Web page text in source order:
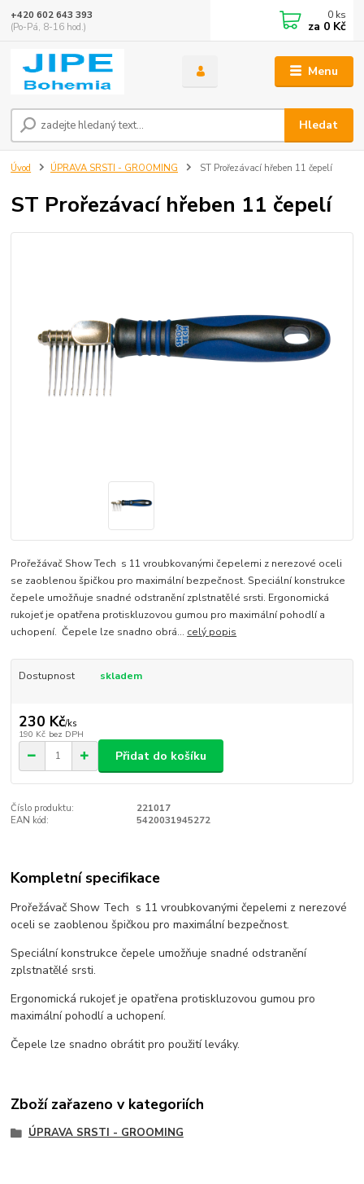
Menu
Hledat
+420 602 643 393
(Po-Pá, 8-16 hod.)
0 ks
za 0 Kč
Úvod ÚPRAVA SRSTI - GROOMING ST Prořezávací hřeben 11 čepelí
ST Prořezávací hřeben 11 čepelí
Prořežávač Show Tech s 11 vroubkovanými čepelemi z nerezové oceli
se zaoblenou špičkou pro maximální bezpečnost. Speciální konstrukce
čepele umožňuje snadné odstranění zplstnatělé srsti. Ergonomická
rukojeť je opatřena protiskluzovou gumou pro maximální pohodlí a
uchopení. Čepele lze snadno obrá... celý popis
Dostupnost skladem
230 Kč/ks
190 Kč bez DPH
Přidat do košíku
Číslo produktu:
221017
EAN kód:
5420031945272
Kompletní specifikace
Prořežávač Show Tech s 11 vroubkovanými čepelemi z nerezové
oceli se zaoblenou špičkou pro maximální bezpečnost.
Speciální konstrukce čepele umožňuje snadné odstranění
zplstnatělé srsti.
Ergonomická rukojeť je opatřena protiskluzovou gumou pro
maximální pohodlí a uchopení.
Čepele lze snadno obrátit pro použití leváky.
Zboží zařazeno v kategoriích
ÚPRAVA SRSTI - GROOMING